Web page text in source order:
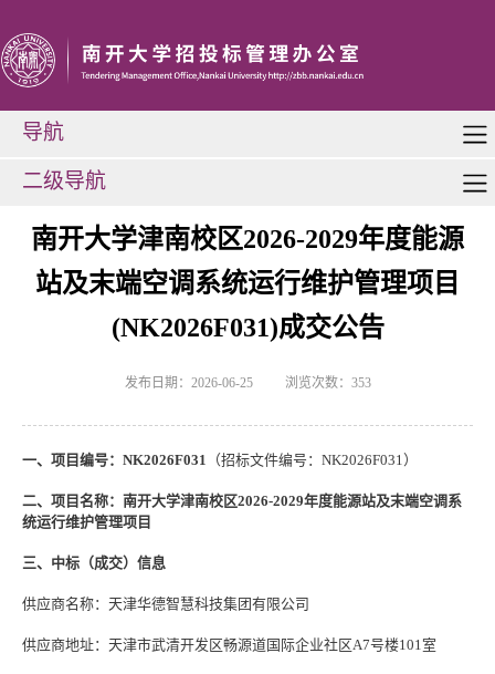
导航
二级导航
南开大学津南校区2026-2029年度能源
站及末端空调系统运行维护管理项目
(NK2026F031)成交公告
发布日期：2026-06-25 浏览次数： 353
一、项目编号： NK2026F031 （招标文件编号： NK2026F031）
二、项目名称：南开大学津南校区2026-2029年度能源站及末端空调系
统运行维护管理项目
三、中标（成交）信息
供应商名称：天津华德智慧科技集团有限公司
供应商地址：天津市武清开发区畅源道国际企业社区A7号楼101室